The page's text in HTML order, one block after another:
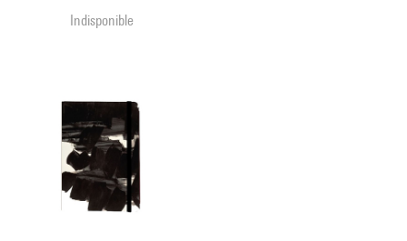
Indisponible